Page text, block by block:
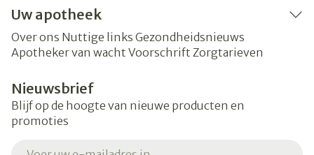
Uw apotheek
Over ons Nuttige links Gezondheidsnieuws
Apotheker van wacht Voorschrift Zorgtarieven
Nieuwsbrief
Blijf op de hoogte van nieuwe producten en
promoties